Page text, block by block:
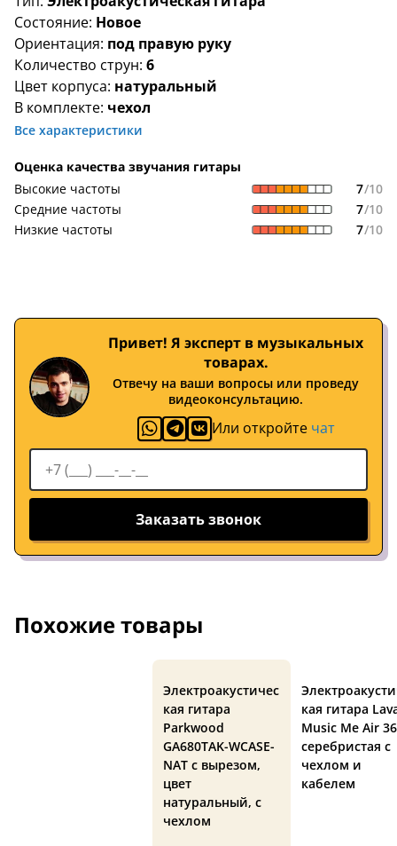
Состояние: Новое
Ориентация: под правую руку
Количество струн: 6
Цвет корпуса: натуральный
В комплекте: чехол
Все характеристики
Оценка качества звучания гитары
Высокие частоты
7/10
Средние частоты
7/10
Низкие частоты
7/10
Привет! Я эксперт в музыкальных
товарах.
Отвечу на ваши вопросы или проведу
видеоконсультацию.
Или откройте чат
Заказать звонок
Похожие товары
Электроакустичес
кая гитара
Parkwood
GA680TAK-WCASE-
NAT с вырезом,
цвет
натуральный, с
чехлом
кая гитара
Music Me Air
серебристая с
чехлом и
кабелем